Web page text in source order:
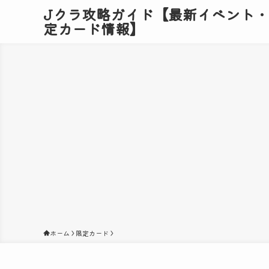
Jクラ攻略ガイド【最新イベント
定カード情報】
ホーム 限定カード